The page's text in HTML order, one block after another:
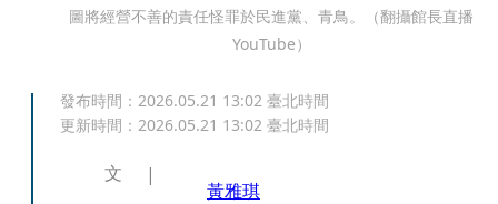
圖將經營不善的責任怪罪於民進黨、青鳥。（翻攝館長直播
YouTube）
發布時間： 2026.05.21 13:02 臺北時間
更新時間： 2026.05.21 13:02 臺北時間
文
黃雅琪